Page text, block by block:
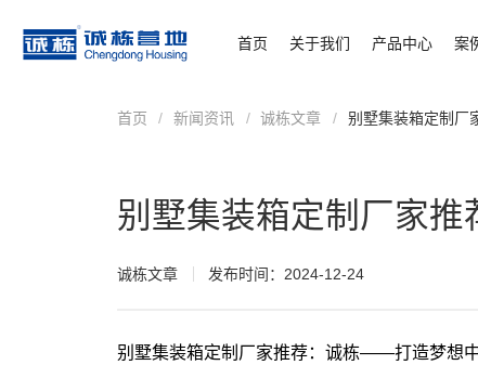
首页 关于我们 产品中心 案
首页 / 新闻资讯 / 诚栋文章 / 别墅集装箱定制厂
别墅集装箱定制厂家推
诚栋文章 发布时间：2024-12-24
别墅集装箱定制厂家推荐：诚栋——打造梦想